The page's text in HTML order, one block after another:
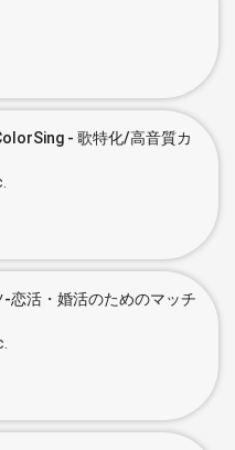
- 歌特化/高音質カ
-恋活・婚活のためのマッチ